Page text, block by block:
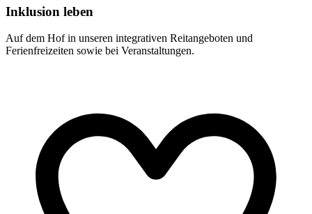
Inklusion leben
Auf dem Hof in unseren integrativen Reitangeboten und
Ferienfreizeiten sowie bei Veranstaltungen.